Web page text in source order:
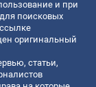
и при
поисковых
оригинальный
статьи,